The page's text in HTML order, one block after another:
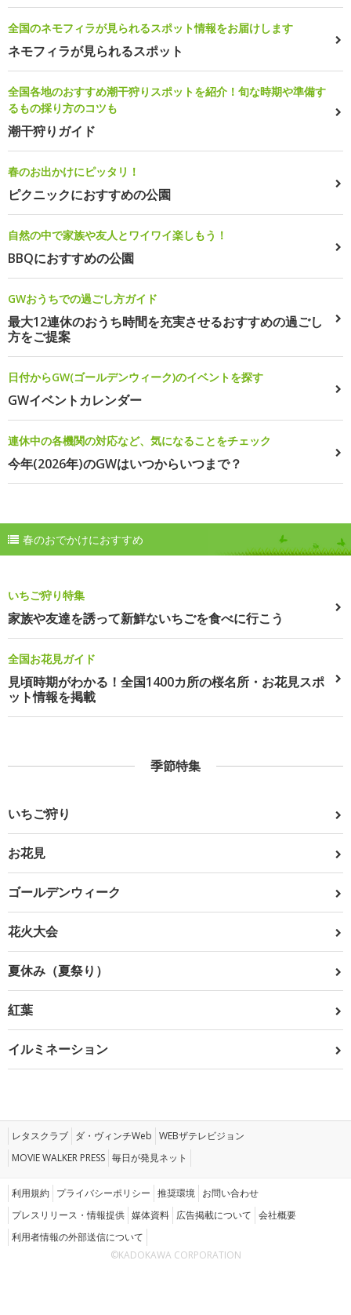
全国のネモフィラが見られるスポット情報をお届けします
ネモフィラが見られるスポット
全国各地のおすすめ潮干狩りスポットを紹介！旬な時期や準備す
るもの採り方のコツも
潮干狩りガイド
春のお出かけにピッタリ！
ピクニックにおすすめの公園
自然の中で家族や友人とワイワイ楽しもう！
BBQにおすすめの公園
GWおうちでの過ごし方ガイド
最大12連休のおうち時間を充実させるおすすめの過ごし
方をご提案
日付からGW(ゴールデンウィーク)のイベントを探す
GWイベントカレンダー
連休中の各機関の対応など、気になることをチェック
今年(2026年)のGWはいつからいつまで？
春のおでかけにおすすめ
いちご狩り特集
家族や友達を誘って新鮮ないちごを食べに行こう
全国お花見ガイド
見頃時期がわかる！全国1400カ所の桜名所・お花見スポ
ット情報を掲載
季節特集
いちご狩り
お花見
ゴールデンウィーク
花火大会
夏休み（夏祭り）
紅葉
イルミネーション
レタスクラブ ダ・ヴィンチWeb WEBザテレビジョン
MOVIE WALKER PRESS 毎日が発見ネット
利用規約 プライバシーポリシー 推奨環境 お問い合わせ
プレスリリース・情報提供 媒体資料 広告掲載について 会社概要
利用者情報の外部送信について
©KADOKAWA CORPORATION